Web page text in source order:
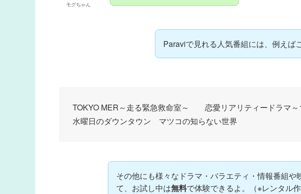
モグちゃん
Paraviで見れる人気番組には、例えば
TOKYO MER～走る緊急救命室～ 恋愛リアリティードラマ
水曜日のダウンタウン マツコの知らない世界
その他にも様々なドラマ・バラエティ・情報番組や
て、お試し中は無料で体験できるよ。（※レンタル作